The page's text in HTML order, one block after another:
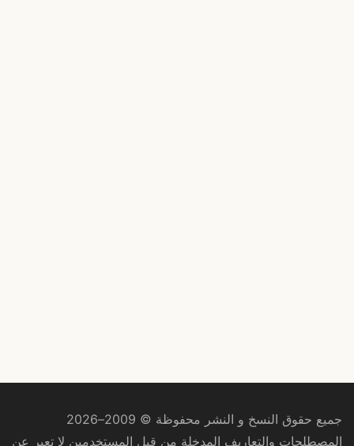
جميع حقوق النسخ و النشر محفوظة © 2009–2026
المصطلحات والتعاريف المدخلة من قبل المستخدمين لا تعبر عن